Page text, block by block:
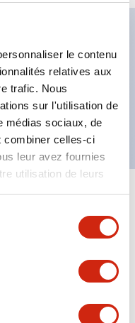
le contenu
relatives aux
trafic. Nous
sur l'utilisation de
médias sociaux, de
combiner celles-ci
leur avez fournies
utilisation de leurs
câblage
canaux